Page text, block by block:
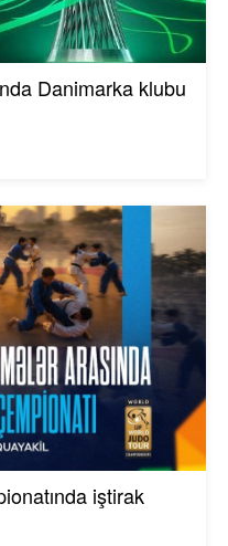
Danimarka klubu
iştirak